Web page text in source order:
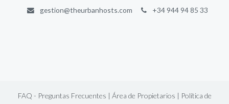
gestion@theurbanhosts.com
+34 944 94 85 33
FAQ - Preguntas Frecuentes | Área de Propietarios | Política de